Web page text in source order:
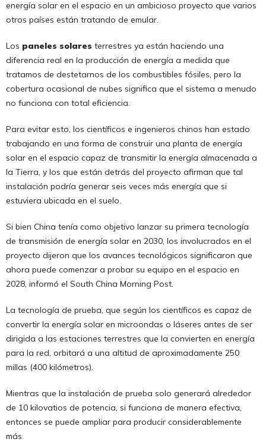
energía solar en el espacio en un ambicioso proyecto que varios
otros países están tratando de emular.
Los paneles solares terrestres ya están haciendo una
diferencia real en la producción de energía a medida que
tratamos de destetarnos de los combustibles fósiles, pero la
cobertura ocasional de nubes significa que el sistema a menudo
no funciona con total eficiencia.
Para evitar esto, los científicos e ingenieros chinos han estado
trabajando en una forma de construir una planta de energía
solar en el espacio capaz de transmitir la energía almacenada a
la Tierra, y los que están detrás del proyecto afirman que tal
instalación podría generar seis veces más energía que si
estuviera ubicada en el suelo.
Si bien China tenía como objetivo lanzar su primera tecnología
de transmisión de energía solar en 2030, los involucrados en el
proyecto dijeron que los avances tecnológicos significaron que
ahora puede comenzar a probar su equipo en el espacio en
2028, informó el South China Morning Post.
La tecnología de prueba, que según los científicos es capaz de
convertir la energía solar en microondas o láseres antes de ser
dirigida a las estaciones terrestres que la convierten en energía
para la red, orbitará a una altitud de aproximadamente 250
millas (400 kilómetros).
Mientras que la instalación de prueba solo generará alrededor
de 10 kilovatios de potencia, si funciona de manera efectiva,
entonces se puede ampliar para producir considerablemente
más.